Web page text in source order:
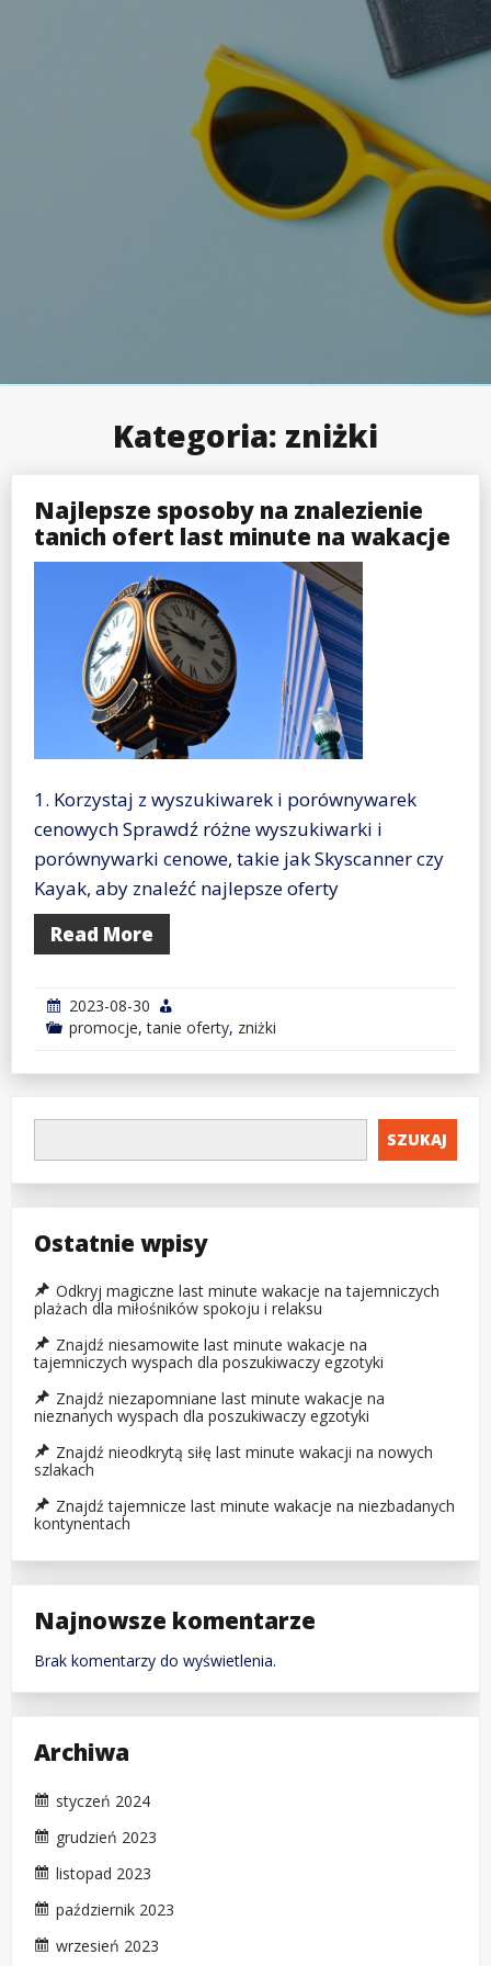
Kategoria: zniżki
Najlepsze sposoby na znalezienie
tanich ofert last minute na wakacje
1. Korzystaj z wyszukiwarek i porównywarek
cenowych Sprawdź różne wyszukiwarki i
porównywarki cenowe, takie jak Skyscanner czy
Kayak, aby znaleźć najlepsze oferty
Read More
2023-08-30
promocje,tanie oferty, zniżki
SZUKAJ
Ostatnie wpisy
Odkryj magiczne last minute wakacje na tajemniczych
plażach dla miłośników spokoju i relaksu
Znajdź niesamowite last minute wakacje na
tajemniczych wyspach dla poszukiwaczy egzotyki
Znajdź niezapomniane last minute wakacje na
nieznanych wyspach dla poszukiwaczy egzotyki
Znajdź nieodkrytą siłę last minute wakacji na nowych
szlakach
Znajdź tajemnicze last minute wakacje na niezbadanych
kontynentach
Najnowsze komentarze
Brak komentarzy do wyświetlenia.
Archiwa
styczeń 2024
grudzień 2023
listopad 2023
październik 2023
wrzesień 2023